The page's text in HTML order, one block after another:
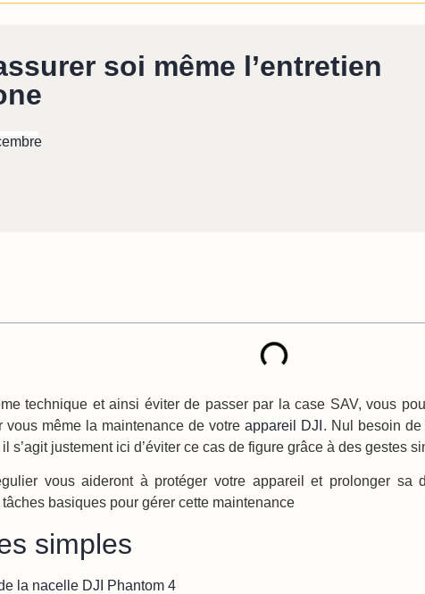
soi même l’entretien
technique et ainsi éviter de passer par la case SAV, vous
vous même la maintenance de votreappareil DJI . Nul besoin
s’agit justement ici d’éviter ce cas de figure grâce à des gestes
vous aideront à protéger votre appareil et prolonger sa
basiques pour gérer cette maintenance
simples